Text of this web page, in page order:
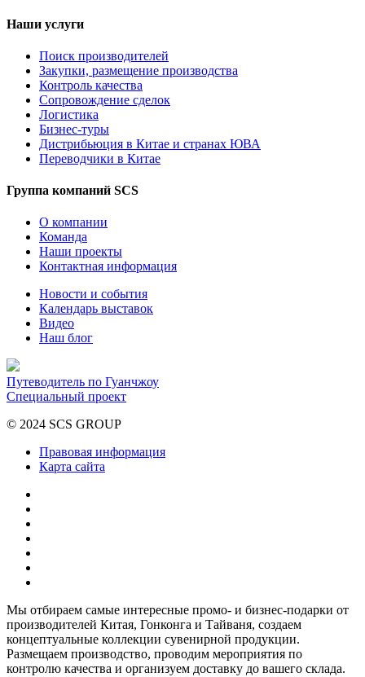
Наши услуги
Поиск производителей
Закупки, размещение производства
Контроль качества
Сопровождение сделок
Логистика
Бизнес-туры
Дистрибьюция в Китае и странах ЮВА
Переводчики в Китае
Группа компаний SCS
О компании
Команда
Наши проекты
Контактная информация
Новости и события
Календарь выставок
Видео
Наш блог
Путеводитель по Гуанчжоу
Специальный проект
© 2024 SCS GROUP
Правовая информация
Карта сайта
Мы отбираем самые интересные промо- и бизнес-подарки от
производителей Китая, Гонконга и Тайваня, создаем
концептуальные коллекции сувенирной продукции.
Размещаем производство, проводим мероприятия по
контролю качества и организуем доставку до вашего склада.